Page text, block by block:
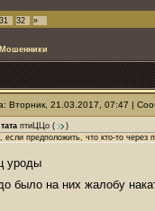
31 32 »
Мошенники
Вторник, 21.03.2017, 07:47 |
птиЦЦо (
)
если предположить, что кто-то
уроды
было на них жалобу